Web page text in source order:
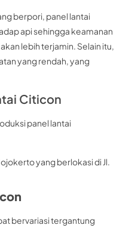
berpori, panel lantai
api sehingga keamanan
lebih terjamin. Selain itu,
yang rendah, yang
Citicon
panel lantai
yang berlokasi di Jl.
bervariasi tergantung